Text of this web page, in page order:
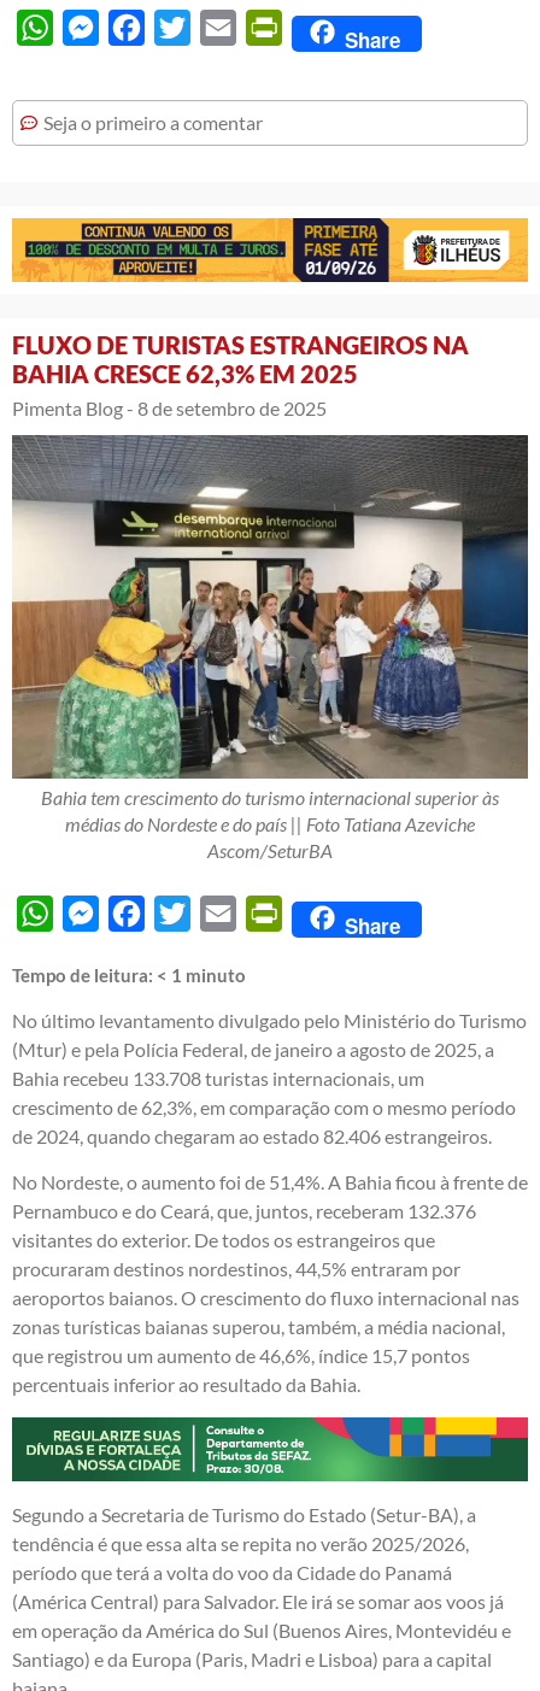
WhatsAppMessengerFacebook
Twitter Email PrintFriendly
Share
Seja o primeiro a comentar
FLUXO DE TURISTAS ESTRANGEIROS NA
BAHIA CRESCE 62,3% EM 2025
Pimenta Blog - 8 de setembro de 2025
Bahia tem crescimento do turismo internacional superior às
médias do Nordeste e do país || Foto Tatiana Azeviche
Ascom/SeturBA
WhatsAppMessengerFacebook
Twitter Email PrintFriendly
Share
Tempo de leitura: < 1 minuto
No último levantamento divulgado pelo Ministério do Turismo
(Mtur) e pela Polícia Federal, de janeiro a agosto de 2025, a
Bahia recebeu 133.708 turistas internacionais, um
crescimento de 62,3%, em comparação com o mesmo período
de 2024, quando chegaram ao estado 82.406 estrangeiros.
No Nordeste, o aumento foi de 51,4%. A Bahia ficou à frente de
Pernambuco e do Ceará, que, juntos, receberam 132.376
visitantes do exterior. De todos os estrangeiros que
procuraram destinos nordestinos, 44,5% entraram por
aeroportos baianos. O crescimento do fluxo internacional nas
zonas turísticas baianas superou, também, a média nacional,
que registrou um aumento de 46,6%, índice 15,7 pontos
percentuais inferior ao resultado da Bahia.
Segundo a Secretaria de Turismo do Estado (Setur-BA), a
tendência é que essa alta se repita no verão 2025/2026,
período que terá a volta do voo da Cidade do Panamá
(América Central) para Salvador. Ele irá se somar aos voos já
em operação da América do Sul (Buenos Aires, Montevidéu e
Santiago) e da Europa (Paris, Madri e Lisboa) para a capital